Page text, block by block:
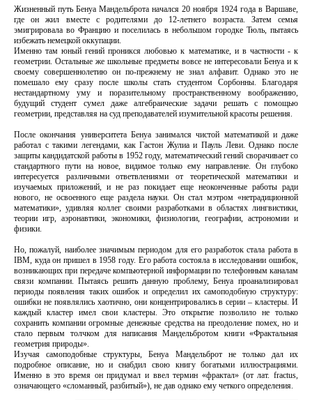
Жизненный путь Бенуа Мандельброта начался 20 ноября 1924 года в Варшаве,
где он жил вместе с родителями до 12-летнего возраста. Затем семья
эмигрировала во Францию и поселилась в небольшом городке Тюль, пытаясь
избежать немецкой оккупации.
Именно там юный гений проникся любовью к математике, и в частности - к
геометрии. Остальные же школьные предметы вовсе не интересовали Бенуа и к
своему совершеннолетию он по-прежнему не знал алфавит. Однако это не
помешало ему сразу после школы стать студентом Сорбонны. Благодаря
нестандартному уму и поразительному пространственному воображению,
будущий студент сумел даже алгебраические задачи решать с помощью
геометрии, представляя на суд преподавателей изумительной красоты решения.
После окончания университета Бенуа занимался чистой математикой и даже
работал с такими легендами, как Гастон Жулиа и Пауль Леви. Однако после
защиты кандидатской работы в 1952 году, математический гений сворачивает со
стандартного пути на новое, видимое только ему направление. Он глубоко
интересуется различными ответвлениями от теоретической математики и
изучаемых приложений, и не раз покидает еще неоконченные работы ради
нового, не освоенного еще раздела науки. Он стал мэтром «нетрадиционной
математики», удивляя коллег своими разработками в областях лингвистики,
теории игр, аэронавтики, экономики, физиологии, географии, астрономии и
физики.
Но, пожалуй, наиболее значимым периодом для его разработок стала работа в
IBM, куда он пришел в 1958 году. Его работа состояла в исследовании ошибок,
возникающих при передаче компьютерной информации по телефонным каналам
связи компании. Пытаясь решить данную проблему, Бенуа проанализировал
периоды появления таких ошибок и определил их самоподобную структуру:
ошибки не появлялись хаотично, они концентрировались в серии – кластеры. И
каждый кластер имел свои кластеры. Это открытие позволило не только
сохранить компании огромные денежные средства на преодоление помех, но и
стало первым толчком для написания Мандельбротом книги «Фрактальная
геометрия природы».
Изучая самоподобные структуры, Бенуа Мандельброт не только дал их
подробное описание, но и снабдил свою книгу богатыми иллюстрациями.
Именно в это время он придумал и ввел термин «фрактал» (от лат. fractus,
означающего «сломанный, разбитый»), не дав однако ему четкого определения.